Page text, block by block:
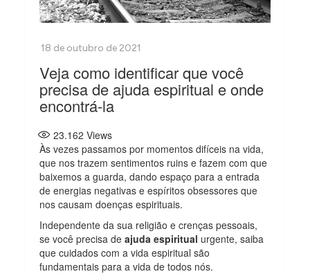
Veja como identificar que você
precisa de ajuda espiritual e onde
encontrá-la
23.162 Views
Às vezes passamos por momentos difíceis na vida,
que nos trazem sentimentos ruins e fazem com que
baixemos a guarda, dando espaço para a entrada
de energias negativas e espíritos obsessores que
nos causam doenças espirituais.
Independente da sua religião e crenças pessoais,
se você precisa de ajuda espiritual urgente, saiba
que cuidados com a vida espiritual são
fundamentais para a vida de todos nós.